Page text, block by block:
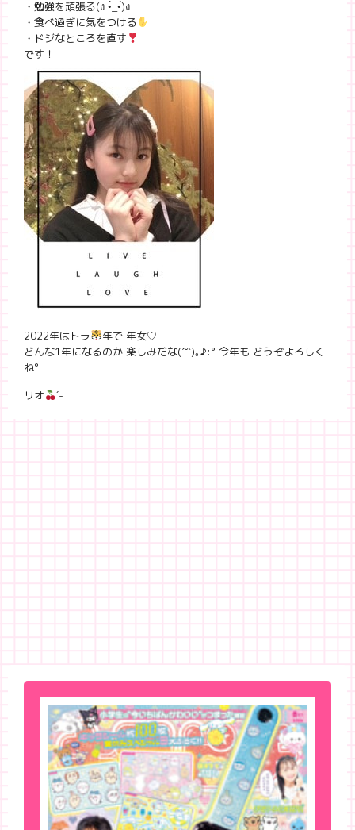
・勉強を頑張る(ง •̀_•́)ง
・食べ過ぎに気をつける
・ドジなところを直す
です！
2022年はトラ
年で 年女♡
どんな1年になるのか 楽しみだな(ˊ˘ˋ)｡♪:° 今年も どうぞよろしく
ね°
リオ
´-